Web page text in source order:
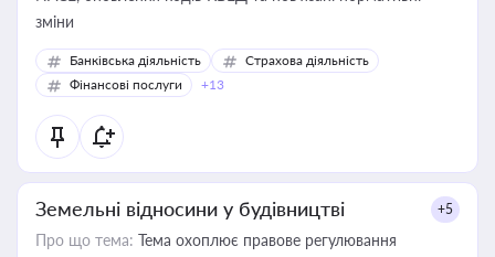
зміни
Банківська діяльність
Страхова діяльність
Фінансові послуги
+13
Земельні відносини у будівництві +5
Про що тема: Тема охоплює правове регулювання